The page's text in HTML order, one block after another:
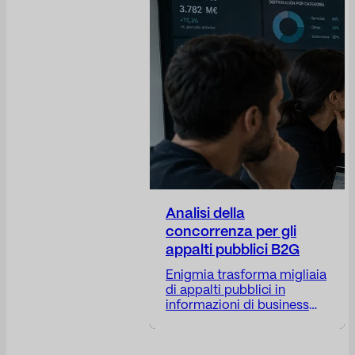
fiducia, nella tutela della
reputazione aziendale,
nell'anticipazione dei rischi,
nella fornitura di visibilità
sulle decisioni aziendali e
nel posizionamento
dell'azienda...
Analisi della
concorrenza per gli
appalti pubblici B2G
Enigmia trasforma migliaia
di appalti pubblici in
informazioni di business